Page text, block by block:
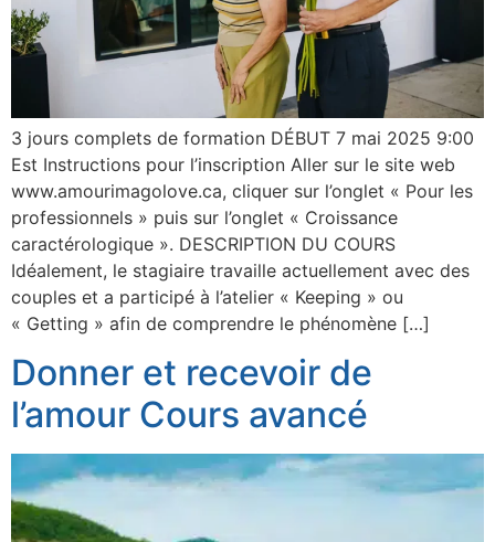
3 jours complets de formation DÉBUT 7 mai 2025 9:00
Est Instructions pour l’inscription Aller sur le site web
www.amourimagolove.ca, cliquer sur l’onglet « Pour les
professionnels » puis sur l’onglet « Croissance
caractérologique ». DESCRIPTION DU COURS
Idéalement, le stagiaire travaille actuellement avec des
couples et a participé à l’atelier « Keeping » ou
« Getting » afin de comprendre le phénomène […]
Donner et recevoir de
l’amour Cours avancé